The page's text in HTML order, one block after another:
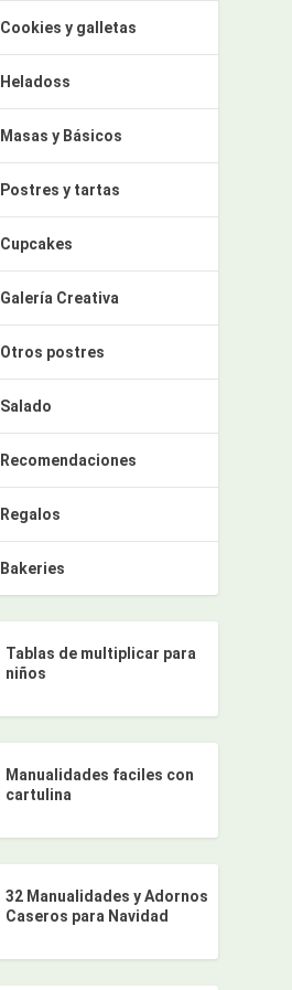
Cookies y galletas
Heladoss
Masas y Básicos
Postres y tartas
Cupcakes
Galería Creativa
Otros postres
Salado
Recomendaciones
Regalos
Bakeries
Tablas de multiplicar para
niños
Manualidades faciles con
cartulina
32 Manualidades y Adornos
Caseros para Navidad